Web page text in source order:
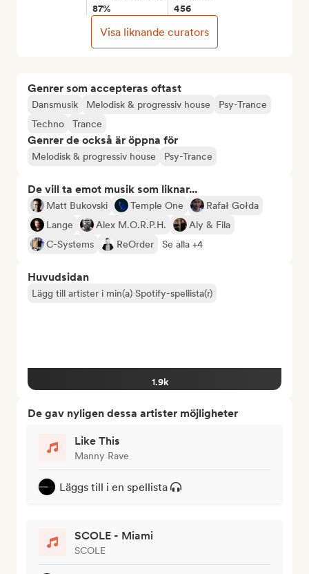
Genrer som accepteras oftast
Dansmusik Melodisk & progressiv house
Psy-Trance
Techno
Trance
Genrer de också är öppna för
Melodisk & progressiv house Psy-Trance
De vill ta emot musik som liknar...
Matt Bukovski Temple One
Rafał Gołda
Lange
Alex M.O.R.P.H.
Aly & Fila
C-Systems
ReOrder Se alla +4
Huvudsidan
Lägg till artister i min(a) Spotify-spellista(r)
1.9k
De gav nyligen dessa artister möjligheter
Like This
Manny Rave
Läggs till i en spellista
SCOLE - Miami
SCOLE
87% 456
Visa liknande curators